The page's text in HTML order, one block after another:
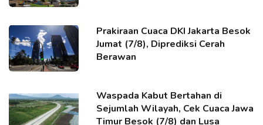
Prakiraan Cuaca DKI Jakarta Besok
Jumat (7/8), Diprediksi Cerah
Berawan
Waspada Kabut Bertahan di
Sejumlah Wilayah, Cek Cuaca Jawa
Timur Besok (7/8) dan Lusa